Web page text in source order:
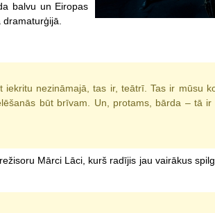
balvu un Eiropas
nezināmajā, tas ir, teātrī. Tas ir mūsu
būt brīvam. Un, protams, bārda – tā
Mārci Lāci, kurš radījis jau vairākus